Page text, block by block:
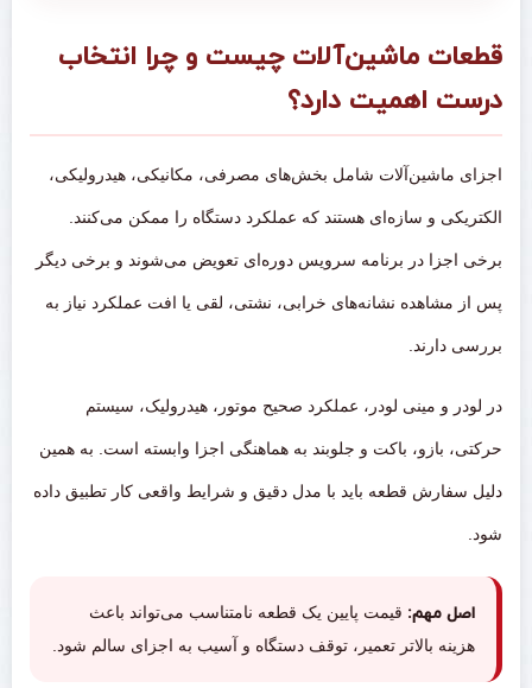
قطعات ماشین‌آلات چیست و چرا انتخاب
درست اهمیت دارد؟
اجزای ماشین‌آلات شامل بخش‌های مصرفی، مکانیکی، هیدرولیکی،
الکتریکی و سازه‌ای هستند که عملکرد دستگاه را ممکن می‌کنند.
برخی اجزا در برنامه سرویس دوره‌ای تعویض می‌شوند و برخی دیگر
پس از مشاهده نشانه‌های خرابی، نشتی، لقی یا افت عملکرد نیاز به
بررسی دارند.
در لودر و مینی لودر، عملکرد صحیح موتور، هیدرولیک، سیستم
حرکتی، بازو، باکت و جلوبند به هماهنگی اجزا وابسته است. به همین
دلیل سفارش قطعه باید با مدل دقیق و شرایط واقعی کار تطبیق داده
شود.
اصل مهم: قیمت پایین یک قطعه نامتناسب می‌تواند باعث
هزینه بالاتر تعمیر، توقف دستگاه و آسیب به اجزای سالم شود.